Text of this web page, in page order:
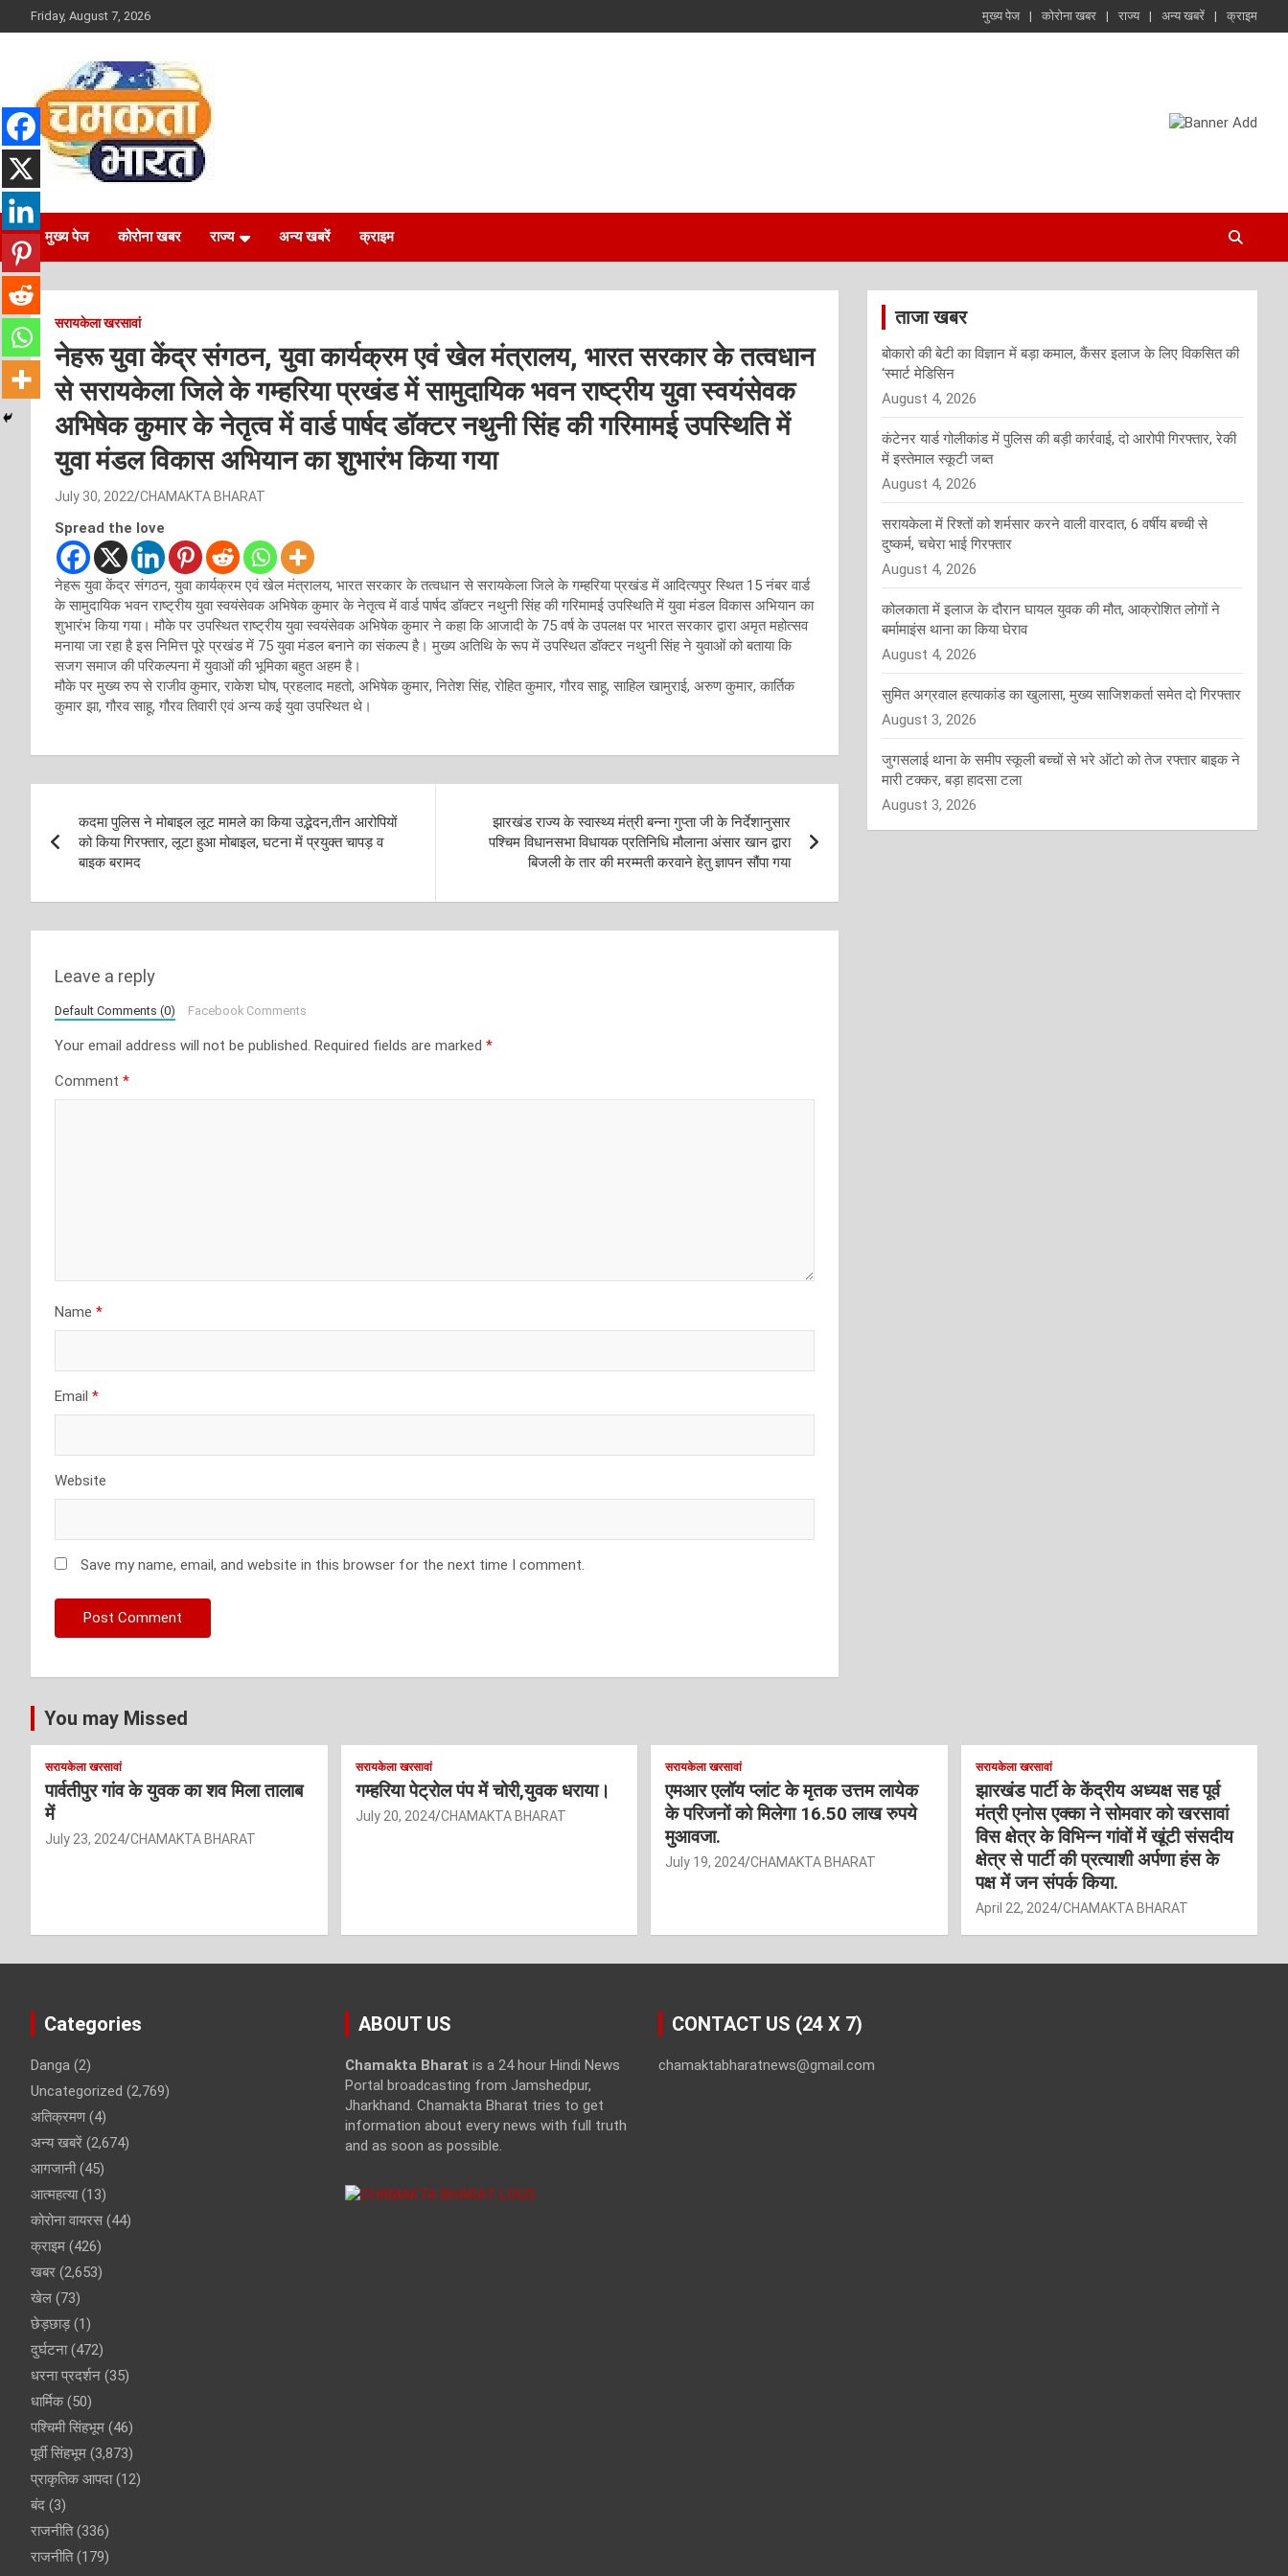
to
Friday, August 7, 2026 मुख्य पेज कोरोना खबर राज्य अन्य खबरें क्राइम
CHAMAKTA BHARAT
NEWS
मुख्य पेज कोरोना खबर राज्य अन्य खबरें क्राइम
सरायकेला खरसावां
नेहरू युवा केंद्र संगठन, युवा कार्यक्रम एवं खेल मंत्रालय, भारत सरकार के तत्वधान
से सरायकेला जिले के गम्हरिया प्रखंड में सामुदायिक भवन राष्ट्रीय युवा स्वयंसेवक
अभिषेक कुमार के नेतृत्व में वार्ड पार्षद डॉक्टर नथुनी सिंह की गरिमामई उपस्थिति में
युवा मंडल विकास अभियान का शुभारंभ किया गया
July 30, 2022 CHAMAKTA BHARAT
Spread the love
नेहरू युवा केंद्र संगठन, युवा कार्यक्रम एवं खेल मंत्रालय, भारत सरकार के तत्वधान से सरायकेला जिले के गम्हरिया प्रखंड में आदित्यपुर स्थित 15 नंबर वार्ड
के सामुदायिक भवन राष्ट्रीय युवा स्वयंसेवक अभिषेक कुमार के नेतृत्व में वार्ड पार्षद डॉक्टर नथुनी सिंह की गरिमामई उपस्थिति में युवा मंडल विकास अभियान का
शुभारंभ किया गया। मौके पर उपस्थित राष्ट्रीय युवा स्वयंसेवक अभिषेक कुमार ने कहा कि आजादी के 75 वर्ष के उपलक्ष पर भारत सरकार द्वारा अमृत महोत्सव
मनाया जा रहा है इस निमित्त पूरे प्रखंड में 75 युवा मंडल बनाने का संकल्प है। मुख्य अतिथि के रूप में उपस्थित डॉक्टर नथुनी सिंह ने युवाओं को बताया कि
सजग समाज की परिकल्पना में युवाओं की भूमिका बहुत अहम है।
मौके पर मुख्य रुप से राजीव कुमार, राकेश घोष, प्रहलाद महतो, अभिषेक कुमार, नितेश सिंह, रोहित कुमार, गौरव साहू, साहिल खामुराई, अरुण कुमार, कार्तिक
कुमार झा, गौरव साहू, गौरव तिवारी एवं अन्य कई युवा उपस्थित थे।
navigation
कदमा पुलिस ने मोबाइल लूट मामले का किया उद्भेदन,तीन आरोपियों
को किया गिरफ्तार, लूटा हुआ मोबाइल, घटना में प्रयुक्त चापड़ व
बाइक बरामद
झारखंड राज्य के स्वास्थ्य मंत्री बन्ना गुप्ता जी के निर्देशानुसार
पश्चिम विधानसभा विधायक प्रतिनिधि मौलाना अंसार खान द्वारा
बिजली के तार की मरम्मती करवाने हेतु ज्ञापन सौंपा गया
Leave a reply
Default Comments (0) Facebook Comments
Your email address will not be published. Required fields are marked *
Comment *
Name *
Email *
Website
Save my name, email, and website in this browser for the next time I comment.
ताजा खबर
बोकारो की बेटी का विज्ञान में बड़ा कमाल, कैंसर इलाज के लिए विकसित की
‘स्मार्ट मेडिसिन
August 4, 2026
कंटेनर यार्ड गोलीकांड में पुलिस की बड़ी कार्रवाई, दो आरोपी गिरफ्तार, रेकी
में इस्तेमाल स्कूटी जब्त
August 4, 2026
सरायकेला में रिश्तों को शर्मसार करने वाली वारदात, 6 वर्षीय बच्ची से
दुष्कर्म, चचेरा भाई गिरफ्तार
August 4, 2026
कोलकाता में इलाज के दौरान घायल युवक की मौत, आक्रोशित लोगों ने
बर्मामाइंस थाना का किया घेराव
August 4, 2026
सुमित अग्रवाल हत्याकांड का खुलासा, मुख्य साजिशकर्ता समेत दो गिरफ्तार
August 3, 2026
जुगसलाई थाना के समीप स्कूली बच्चों से भरे ऑटो को तेज रफ्तार बाइक ने
मारी टक्कर, बड़ा हादसा टला
August 3, 2026
You may Missed
सरायकेला खरसावां
पार्वतीपुर गांव के युवक का शव मिला तालाब
में
July 23, 2024 CHAMAKTA BHARAT
सरायकेला खरसावां
गम्हरिया पेट्रोल पंप में चोरी,युवक धराया।
July 20, 2024 CHAMAKTA BHARAT
सरायकेला खरसावां
एमआर एलॉय प्लांट के मृतक उत्तम लायेक
के परिजनों को मिलेगा 16.50 लाख रुपये
मुआवजा.
July 19, 2024 CHAMAKTA BHARAT
सरायकेला खरसावां
झारखंड पार्टी के केंद्रीय अध्यक्ष सह पूर्व
मंत्री एनोस एक्का ने सोमवार को खरसावां
विस क्षेत्र के विभिन्न गांवों में खूंटी संसदीय
क्षेत्र से पार्टी की प्रत्याशी अर्पणा हंस के
पक्ष में जन संपर्क किया.
April 22, 2024 CHAMAKTA BHARAT
Categories
Danga (2)
Uncategorized (2,769)
अतिक्रमण(4)
अन्य खबरें (2,674)
आगजानी(45)
आत्महत्या(13)
कोरोना वायरस (44)
क्राइम (426)
खबर (2,653)
खेल (73)
छेड़छाड़(1)
दुर्घटना(472)
धरना प्रदर्शन (35)
धार्मिक(50)
पश्चिमी सिंहभूम (46)
पूर्वी सिंहभूम (3,873)
प्राकृतिक आपदा(12)
बंद (3)
राजनीति(336)
राजनीति(179)
ABOUT US
Chamakta Bharat is a 24 hour Hindi News
Portal broadcasting from Jamshedpur,
Jharkhand. Chamakta Bharat tries to get
information about every news with full truth
and as soon as possible.
CONTACT US (24 X 7)
chamaktabharatnews@gmail.com